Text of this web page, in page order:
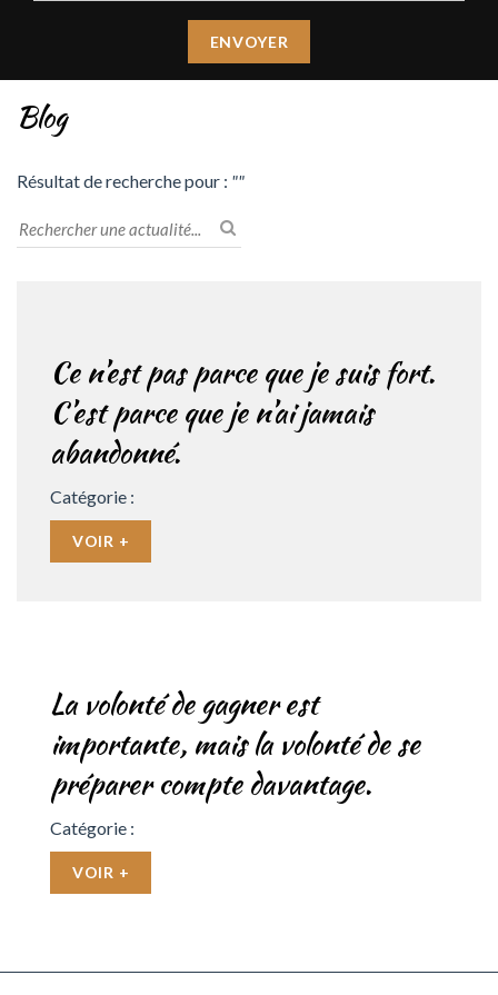
Blog
Résultat de recherche pour : ""
Ce n’est pas parce que je suis fort.
C’est parce que je n’ai jamais
abandonné.
Catégorie :
VOIR +
La volonté de gagner est
importante, mais la volonté de se
préparer compte davantage.
Catégorie :
VOIR +